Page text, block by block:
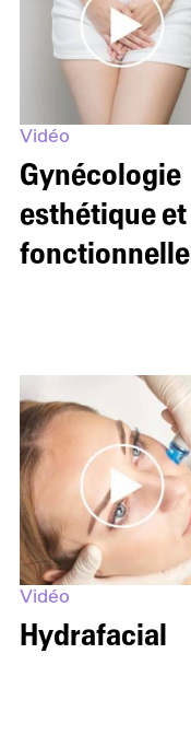
Vidéo
Gynécologie
esthétique et
fonctionnelle
Vidéo
Hydrafacial